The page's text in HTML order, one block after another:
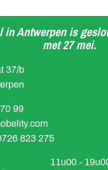
in Antwerpen is
met 27 mei.
37/b
99
823 275
11u00 -